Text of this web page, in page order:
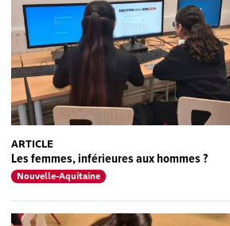
ARTICLE
Les femmes, inférieures aux hommes ?
Nouvelle-Aquitaine